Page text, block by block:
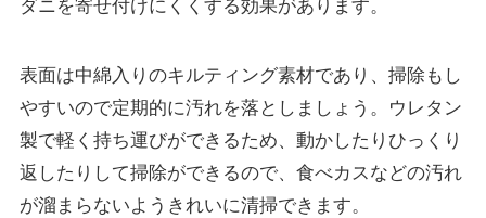
ダニを寄せ付けにくくする効果があります。
表面は中綿入りのキルティング素材であり、掃除もし
やすいので定期的に汚れを落としましょう。ウレタン
製で軽く持ち運びができるため、動かしたりひっくり
返したりして掃除ができるので、食べカスなどの汚れ
が溜まらないようきれいに清掃できます。